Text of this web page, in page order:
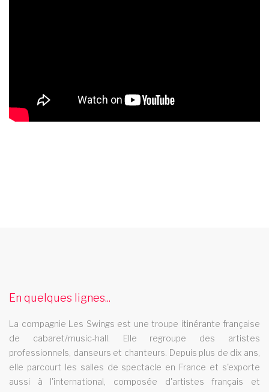
Le spectacle cabaret Les Swings se deplace dans la region la
reunion
cabaret montelimar
Le cabaret Les Swings se deplace dans la ville de montelimar
revue music hall m6 zone interdite camping
En quelques lignes...
La compagnie Les Swings est une troupe itinérante française
de cabaret/music-hall. Elle regroupe des artistes
professionnels, danseurs et chanteurs. Depuis plus de dix ans,
elle parcourt les salles de spectacle en France et s'exporte
aussi à l'international, composée d'artistes français et